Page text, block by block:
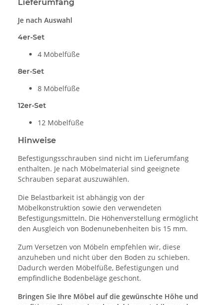
Lieferumfang
Je nach Auswahl
4er-Set
4 Möbelfüße
8er-Set
8 Möbelfüße
12er-Set
12 Möbelfüße
Hinweise
Befestigungsschrauben sind nicht im Lieferumfang
enthalten. Je nach Möbelmaterial sind geeignete
Schrauben separat auszuwählen.
Die Belastbarkeit ist abhängig von der
Möbelkonstruktion sowie den verwendeten
Befestigungsmitteln. Die Höhenverstellung ermöglicht
den Ausgleich von Bodenunebenheiten bis 15 mm.
Zum Versetzen von Möbeln empfehlen wir, diese
anzuheben und nicht über den Boden zu schieben.
Dadurch werden Möbelfüße, Befestigungen und
empfindliche Bodenbeläge geschont.
Bringen Sie Ihre Möbel auf die gewünschte Höhe und